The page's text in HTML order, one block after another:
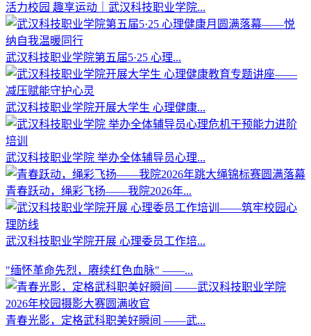
活力校园 趣享运动｜武汉科技职业学院...
武汉科技职业学院第五届5·25 心理...
武汉科技职业学院开展大学生 心理健康...
武汉科技职业学院 举办全体辅导员心理...
青春跃动，绳彩飞扬——我院2026年...
武汉科技职业学院开展 心理委员工作培...
"缅怀革命先烈，赓续红色血脉" ——...
青春光影，定格武科职美好瞬间 ——武...